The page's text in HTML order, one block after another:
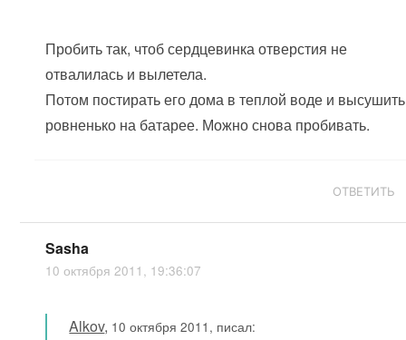
Пробить так, чтоб сердцевинка отверстия не
отвалилась и вылетела.
Потом постирать его дома в теплой воде и высушить
ровненько на батарее. Можно снова пробивать.
ОТВЕТИТЬ
Sasha
10 октября 2011, 19:36:07
Alkov, 10 октября 2011, писал: